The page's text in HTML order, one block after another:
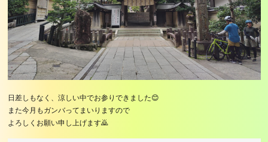
日差しもなく、涼しい中でお参りできました😊
また今月もガンバってまいりますので
よろしくお願い申し上げます🙇